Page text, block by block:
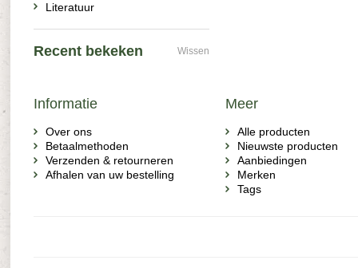
Literatuur
Recent bekeken Wissen
Informatie
Over ons
Betaalmethoden
Verzenden & retourneren
Afhalen van uw bestelling
Meer
Alle producten
Nieuwste producten
Aanbiedingen
Merken
Tags